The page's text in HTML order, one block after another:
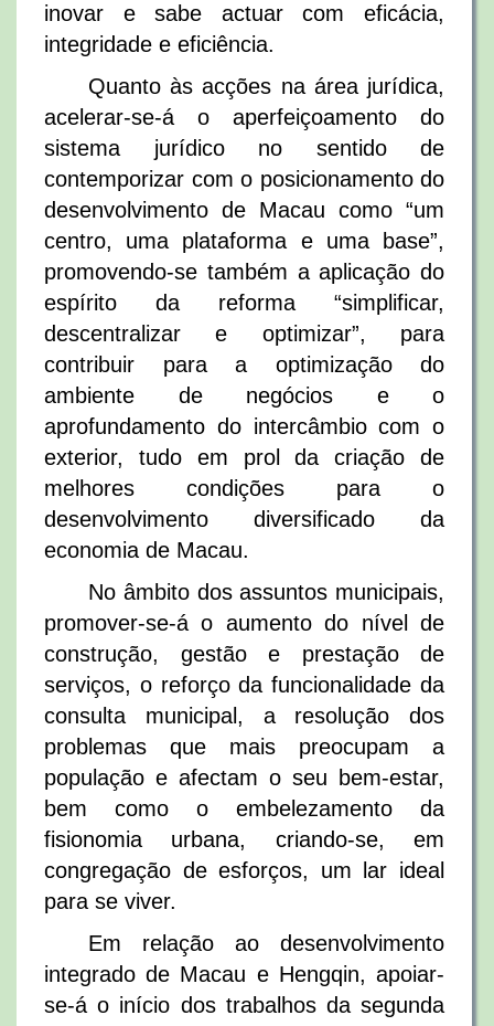
inovar e sabe actuar com eficácia,
integridade e eficiência.
Quanto às acções na área jurídica,
acelerar-se-á o aperfeiçoamento do
sistema jurídico no sentido de
contemporizar com o posicionamento do
desenvolvimento de Macau como “um
centro, uma plataforma e uma base”,
promovendo-se também a aplicação do
espírito da reforma “simplificar,
descentralizar e optimizar”, para
contribuir para a optimização do
ambiente de negócios e o
aprofundamento do intercâmbio com o
exterior, tudo em prol da criação de
melhores condições para o
desenvolvimento diversificado da
economia de Macau.
No âmbito dos assuntos municipais,
promover-se-á o aumento do nível de
construção, gestão e prestação de
serviços, o reforço da funcionalidade da
consulta municipal, a resolução dos
problemas que mais preocupam a
população e afectam o seu bem-estar,
bem como o embelezamento da
fisionomia urbana, criando-se, em
congregação de esforços, um lar ideal
para se viver.
Em relação ao desenvolvimento
integrado de Macau e Hengqin, apoiar-
se-á o início dos trabalhos da segunda